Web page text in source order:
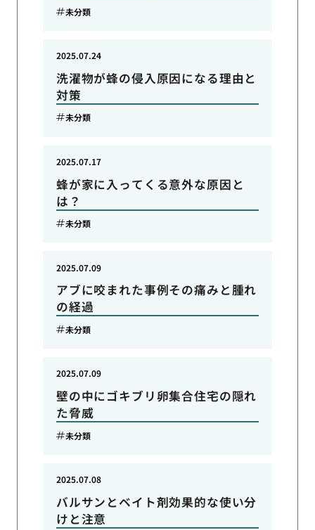
未分類
洗濯物が蜂の侵入原因になる理由と
対策
2025.07.24
未分類
蜂が家に入ってくる意外な原因と
は？
2025.07.17
未分類
アブに咬まれた事例その痛みと腫れ
の経過
2025.07.09
未分類
壁の中にゴキブリ卵集合住宅の隠れ
た脅威
2025.07.09
未分類
バルサンとベイト剤効果的な使い分
けと注意
2025.07.08